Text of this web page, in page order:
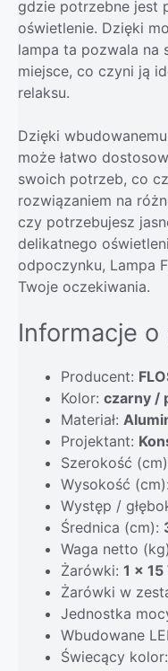
gdzie potrzebne jest
oświetlenie. Dzięki
lampa ta pozwala na
miejsce, co czyni ją
relaksu.
Dzięki
może łatwo
swoich potrzeb, co
rozwiązaniem na
czy potrzebujesz
delikatnego
odpoczynku, Lampa
Twoje oczekiwania.
Informacje
Producent:
Kolor: czarny /
Materiał:
Projektant:
Szerokość
Wysokość (cm):
Występ /
Średnica (cm):
Waga netto
Żarówki: 1 x 15
Żarówki w
Jednostka
Wbudowane
Świecący kolor: